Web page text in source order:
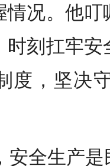
情况。他
时刻扛牢
度，坚决
安全生产